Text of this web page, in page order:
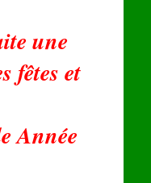
une
fêtes et
Année